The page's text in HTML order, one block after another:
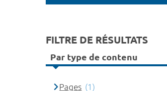
FILTRE DE RÉSULTATS
Par type de contenu
Pages (1)